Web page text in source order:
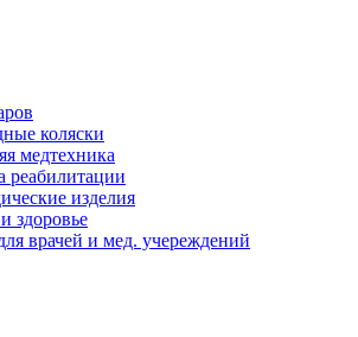
коляски
медтехника
реабилитации
изделия
здоровье
врачей и мед. учереждений